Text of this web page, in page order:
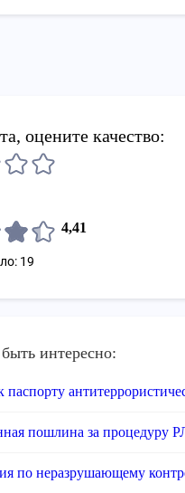
оцените качество:
4,41
19
интересно:
паспорту
пошлина за процедуру
по неразрушающему